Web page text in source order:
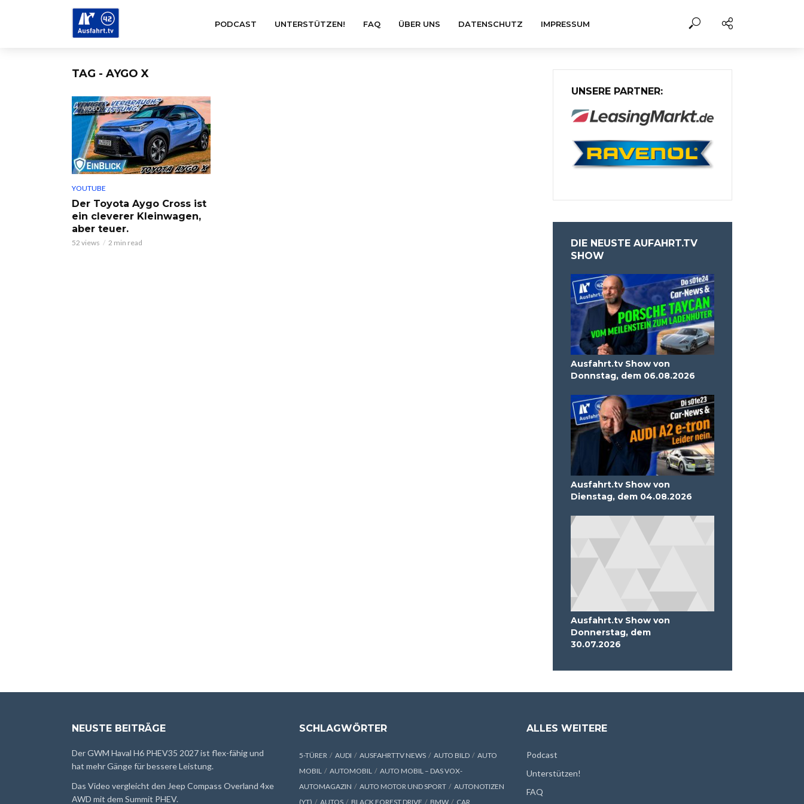
PODCAST UNTERSTÜTZEN! FAQ ÜBER UNS DATENSCHUTZ IMPRESSUM
TAG - AYGO X
VIDEO
YOUTUBE
Der Toyota Aygo Cross ist
ein cleverer Kleinwagen,
aber teuer.
52 views 2 min read
UNSERE PARTNER:
DIE NEUSTE AUFAHRT.TV
SHOW
Ausfahrt.tv Show von
Donnstag, dem 06.08.2026
Ausfahrt.tv Show von
Dienstag, dem 04.08.2026
Ausfahrt.tv Show von
Donnerstag, dem
30.07.2026
NEUSTE BEITRÄGE
Der GWM Haval H6 PHEV35 2027 ist flex-fähig und
hat mehr Gänge für bessere Leistung.
Das Video vergleicht den Jeep Compass Overland 4xe
AWD mit dem Summit PHEV.
SCHLAGWÖRTER
5-TÜRER AUDI AUSFAHRTTV NEWS AUTO BILD
AUTO
MOBIL
AUTOMOBIL
AUTO MOBIL – DAS VOX-
AUTOMAGAZIN
AUTO MOTOR UND SPORT
AUTONOTIZEN
(YT)
AUTOS BLACK FOREST DRIVE BMW CAR
ALLES WEITERE
Podcast
Unterstützen!
FAQ